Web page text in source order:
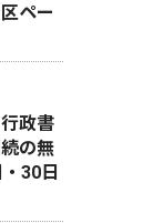
ペー
政書
の無
30日